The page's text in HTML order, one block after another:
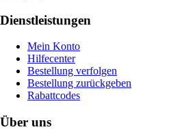
Dienstleistungen
Mein Konto
Hilfecenter
Bestellung verfolgen
Bestellung zurückgeben
Rabattcodes
Über uns